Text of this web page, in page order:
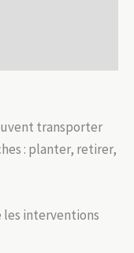
transporter
: planter, retirer,
les interventions